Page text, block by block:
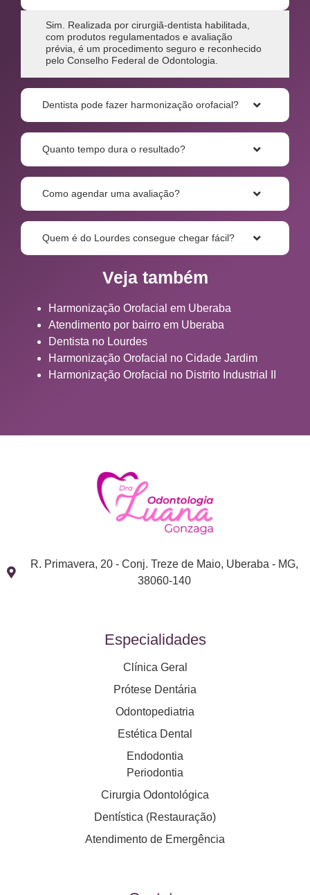
Sim. Realizada por cirurgiã-dentista habilitada,
com produtos regulamentados e avaliação
prévia, é um procedimento seguro e reconhecido
pelo Conselho Federal de Odontologia.
Dentista pode fazer harmonização orofacial?
Quanto tempo dura o resultado?
Como agendar uma avaliação?
Quem é do Lourdes consegue chegar fácil?
Veja também
Harmonização Orofacial em Uberaba
Atendimento por bairro em Uberaba
Dentista no Lourdes
Harmonização Orofacial no Cidade Jardim
Harmonização Orofacial no Distrito Industrial II
R. Primavera, 20 - Conj. Treze de Maio, Uberaba - MG,
38060-140
Especialidades
Clínica Geral
Prótese Dentária
Odontopediatria
Estética Dental
Endodontia
Periodontia
Cirurgia Odontológica
Dentística (Restauração)
Atendimento de Emergência